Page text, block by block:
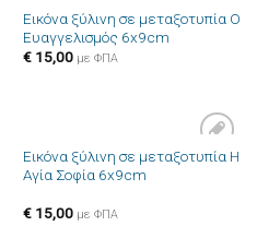
Πρόσθήκη
στην λίστα
Εικόνα ξύλινη σε μεταξοτυπία Ο
Ευαγγελισμός 6x9cm
€15,00 με ΦΠΑ
Πρόσθήκη
Εικόνα ξύλινη σε μεταξοτυπία Η
Αγία Σοφία 6x9cm
€15,00 με ΦΠΑ